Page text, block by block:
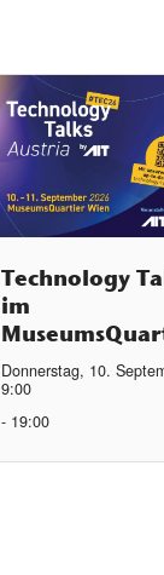
Technology
im
Donnerstag, 10.
9:00
- 19:00